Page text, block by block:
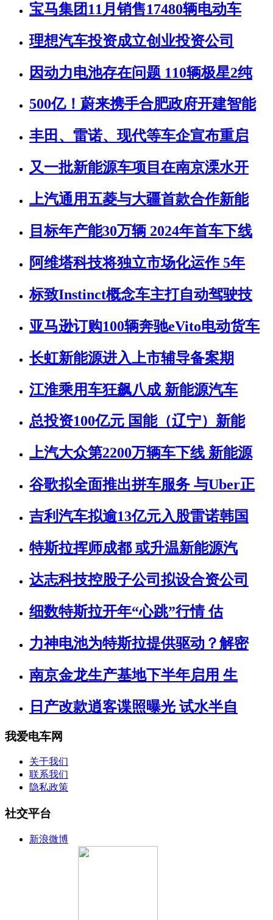
宝马集团11月销售17480辆电动车
理想汽车投资成立创业投资公司
因动力电池存在问题 110辆极星2纯
500亿！蔚来携手合肥政府开建智能
丰田、雷诺、现代等车企宣布重启
又一批新能源车项目在南京溧水开
上汽通用五菱与大疆首款合作新能
目标年产能30万辆 2024年首车下线
阿维塔科技将独立市场化运作 5年
标致Instinct概念车主打自动驾驶技
亚马逊订购100辆奔驰eVito电动货车
长虹新能源进入上市辅导备案期
江淮乘用车狂飙八成 新能源汽车
总投资100亿元 国能（辽宁）新能
上汽大众第2200万辆车下线 新能源
谷歌拟全面推出拼车服务 与Uber正
吉利汽车拟逾13亿元入股雷诺韩国
特斯拉挥师成都 或升温新能源汽
达志科技控股子公司拟设合资公司
细数特斯拉开年“心跳”行情 估
力神电池为特斯拉提供驱动？解密
南京金龙生产基地下半年启用 生
日产改款逍客谍照曝光 试水半自
我爱电车网
关于我们
联系我们
隐私政策
社交平台
新浪微博